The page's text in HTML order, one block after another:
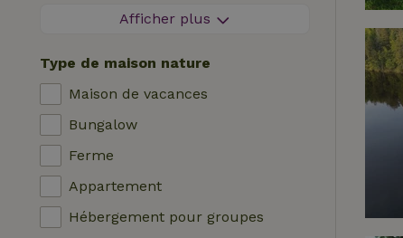
Zone sans feux d'artifice
Réservation instantanée
Machine à laver
Lave-vaisselle
Meubles de jardin
Accès à Internet (WiFi)
Réfrigérateur avec compartiment
Afficher plus
Type de maison nature
Maison de vacances
Bungalow
Ferme
Appartement
Hébergement pour groupes